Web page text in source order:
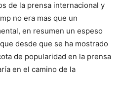
de la prensa internacional y
no era mas que un
en resumen un espeso
desde que se ha mostrado
de popularidad en la prensa
en el camino de la